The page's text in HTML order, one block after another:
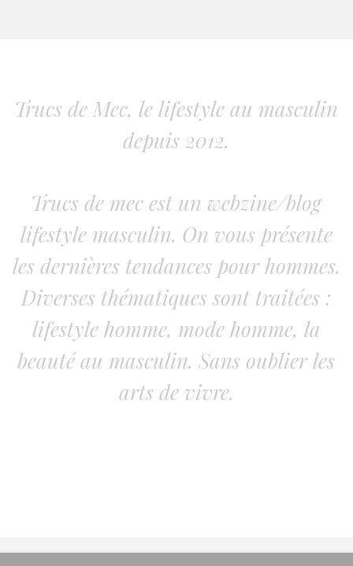
Trucs de Mec, le lifestyle au masculin
depuis 2012.
Trucs de mec est un webzine/blog
lifestyle masculin. On vous présente
les dernières tendances pour hommes.
Diverses thématiques sont traitées :
lifestyle homme, mode homme, la
beauté au masculin. Sans oublier les
arts de vivre.